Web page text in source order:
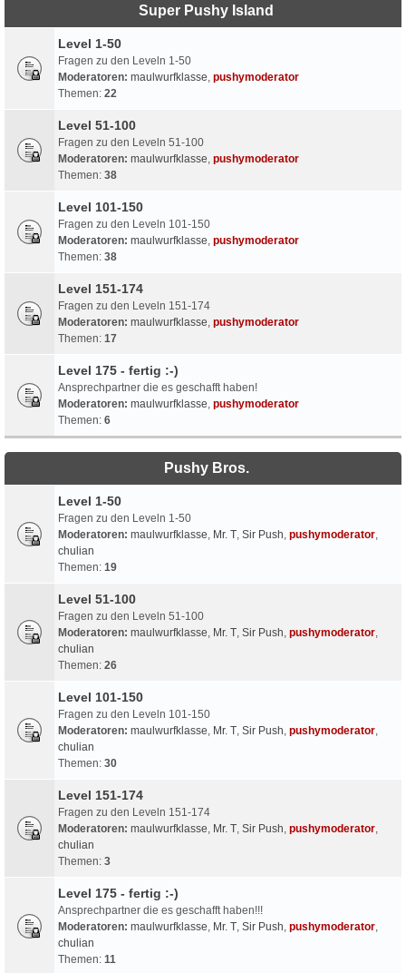
Super Pushy Island
Level 1-50
Fragen zu den Leveln 1-50
Moderatoren: maulwurfklasse, pushymoderator
Themen: 22
Level 51-100
Fragen zu den Leveln 51-100
Moderatoren: maulwurfklasse, pushymoderator
Themen: 38
Level 101-150
Fragen zu den Leveln 101-150
Moderatoren: maulwurfklasse, pushymoderator
Themen: 38
Level 151-174
Fragen zu den Leveln 151-174
Moderatoren: maulwurfklasse, pushymoderator
Themen: 17
Level 175 - fertig :-)
Ansprechpartner die es geschafft haben!
Moderatoren: maulwurfklasse, pushymoderator
Themen: 6
Pushy Bros.
Level 1-50
Fragen zu den Leveln 1-50
Moderatoren: maulwurfklasse, Mr. T, Sir Push, pushymoderator,
chulian
Themen: 19
Level 51-100
Fragen zu den Leveln 51-100
Moderatoren: maulwurfklasse, Mr. T, Sir Push, pushymoderator,
chulian
Themen: 26
Level 101-150
Fragen zu den Leveln 101-150
Moderatoren: maulwurfklasse, Mr. T, Sir Push, pushymoderator,
chulian
Themen: 30
Level 151-174
Fragen zu den Leveln 151-174
Moderatoren: maulwurfklasse, Mr. T, Sir Push, pushymoderator,
chulian
Themen: 3
Level 175 - fertig :-)
Ansprechpartner die es geschafft haben!!!
Moderatoren: maulwurfklasse, Mr. T, Sir Push, pushymoderator,
chulian
Themen: 11